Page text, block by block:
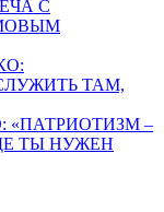
С
«ПАТРИОТИЗМ –
ТЫ НУЖЕН